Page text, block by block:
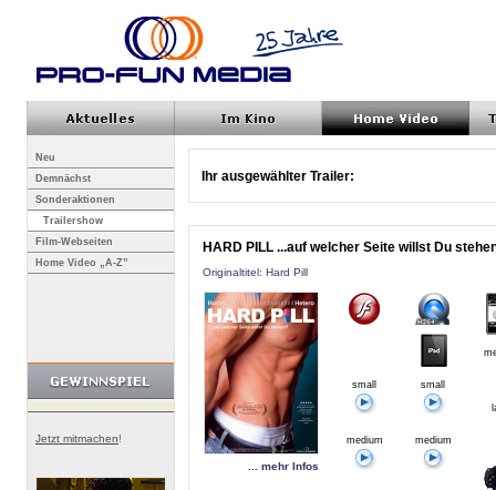
Neu
Demnächst
Sonderaktionen
Trailershow
Film-Webseiten
Home Video „A-Z”
Jetzt mitmachen!
Ihr ausgewählter Trailer:
HARD PILL ...auf welcher Seite willst Du
Originaltitel: Hard Pill
... mehr Infos
small
medium
small
medium